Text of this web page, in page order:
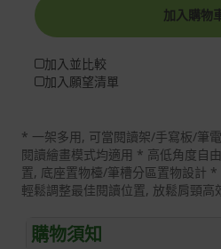
* 一架多用, 可當閱讀架/手寫板/筆
閱讀繪畫模式均適用 * 高低角度自
置, 底座置物檯/筆槽分區置物設計
輕鬆調整最佳閱讀位置, 放鬆肩頸高
購物須知
加入購物
加入並比較
加入願望清單